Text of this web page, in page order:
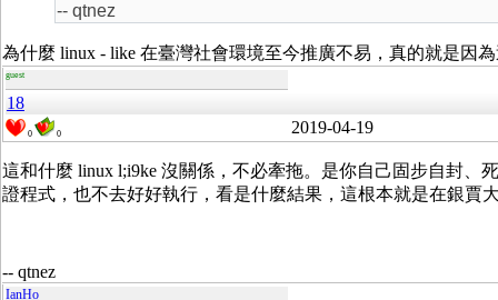
-- qtnez
為什麼 linux - like 在臺灣社會環境至今推廣不易，真的就是因
guest
18
0 0 2019-04-19
這和什麼 linux l;i9ke 沒關係，不必牽拖。是你自己固步自封
證程式，也不去好好執行，看是什麼結果，這根本就是在銀賈
-- qtnez
IanHo